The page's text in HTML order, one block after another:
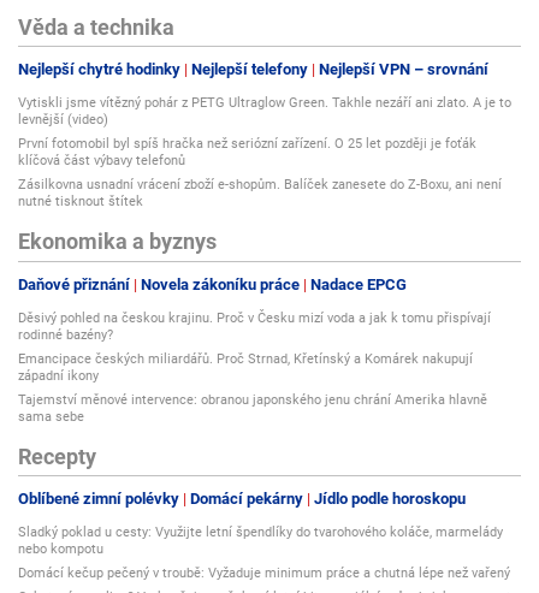
Věda a technika
Nejlepší chytré hodinky Nejlepší telefony Nejlepší VPN – srovnání
Vytiskli jsme vítězný pohár z PETG Ultraglow Green. Takhle nezáří ani zlato. A je to
levnější (video)
První fotomobil byl spíš hračka než seriózní zařízení. O 25 let později je foťák
klíčová část výbavy telefonů
Zásilkovna usnadní vrácení zboží e-shopům. Balíček zanesete do Z-Boxu, ani není
nutné tisknout štítek
Ekonomika a byznys
Daňové přiznání Novela zákoníku práce Nadace EPCG
Děsivý pohled na českou krajinu. Proč v Česku mizí voda a jak k tomu přispívají
rodinné bazény?
Emancipace českých miliardářů. Proč Strnad, Křetínský a Komárek nakupují
západní ikony
Tajemství měnové intervence: obranou japonského jenu chrání Amerika hlavně
sama sebe
Recepty
Oblíbené zimní polévky Domácí pekárny Jídlo podle horoskopu
Sladký poklad u cesty: Využijte letní špendlíky do tvarohového koláče, marmelády
nebo kompotu
Domácí kečup pečený v troubě: Vyžaduje minimum práce a chutná lépe než vařený